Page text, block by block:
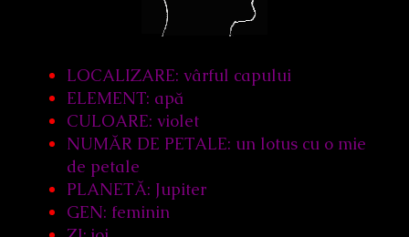
LOCALIZARE: vârful capului
ELEMENT: apă
CULOARE: violet
NUMĂR DE PETALE: un lotus cu o mie
de petale
PLANETĂ: Jupiter
GEN: feminin